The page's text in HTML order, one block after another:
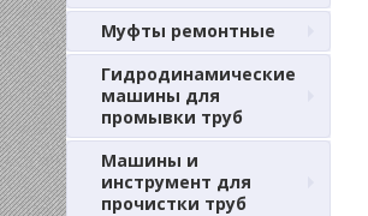
Муфты ремонтные
Гидродинамические
машины для
промывки труб
Машины и
инструмент для
прочистки труб